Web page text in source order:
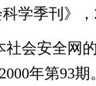
学季刊》
社会安全网
年第93期